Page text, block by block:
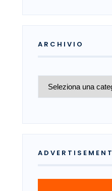
ARCHIVIO
Archivio
ADVERTISEMENT